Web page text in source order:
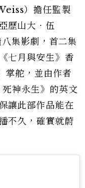
）擔任監製
歷山大．伍
集影劇，首二集
七月與安生》香
舵，並由作者
神永生》的英文
讓此部作品能在
不久，確實就蔚